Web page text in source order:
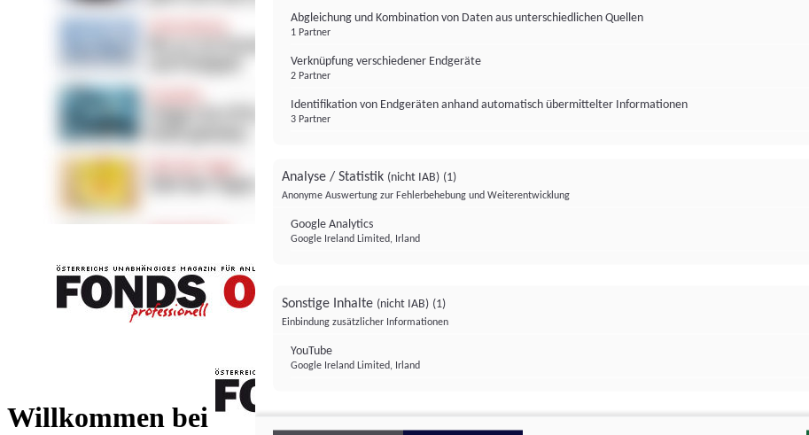
Willkommen bei
FONDS professionell
Abgleichung und Kombination von Daten aus unterschiedlichen Quellen
1 Partner
Verknüpfung verschiedener Endgeräte
2 Partner
Identifikation von Endgeräten anhand automatisch übermittelter Informationen
3 Partner
Analyse / Statistik (nicht IAB) (1)
Anonyme Auswertung zur Fehlerbehebung und Weiterentwicklung
Google Analytics
Google Ireland Limited, Irland
Sonstige Inhalte (nicht IAB) (1)
Einbindung zusätzlicher Informationen
YouTube
Google Ireland Limited, Irland